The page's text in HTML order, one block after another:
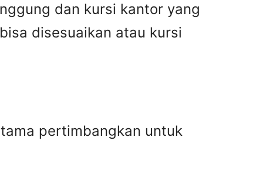
dan kursi kantor yang
disesuaikan atau kursi
pertimbangkan untuk